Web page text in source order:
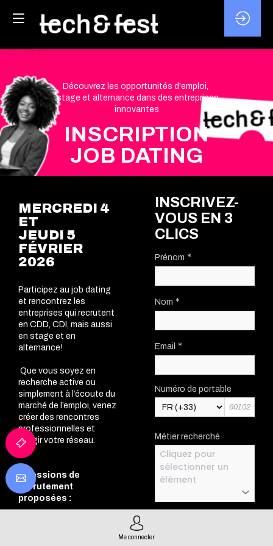
Découvrez les opportunités d'emploi,
stage et alternance dans des entreprises
innovantes
INSCRIPTION
JOB DATING
MERCREDI 4
ET
JEUDI 5
FÉVRIER
2026
Participez au job dating
et rencontrez les
entreprises qui recrutent
en CDD, CDI, mais aussi
en stage et en
alternance!
Que vous soyez en
recherche active ou
simplement à l’écoute du
marché de l’emploi, venez
créer des rencontres
professionnelles et
élargir votre réseau.
4 sessions de
recrutement
proposées :
INSCRIVEZ-
VOUS EN 3
CLICS
Prénom *
Nom *
Email *
Numéro de portable
Métier recherché
Cliquez pour
sélectionner un
élément
Me connecter